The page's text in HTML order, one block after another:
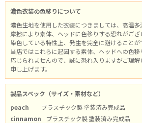
濃色衣装の色移りについて
濃色生地を使用した衣装につきましては、高温
摩擦により素体、ヘッドに色移りする恐れがご
染色している特性上、発生を完全に避けることが
当店ではこれらに起因する素体、ヘッドへの色
応じられませんので、誠に恐れ入りますがご理
申し上げます。
製品スペック（サイズ・素材など）
peach
プラスチック製 塗装済み完成品
cinnamon
プラスチック製 塗装済み完成品